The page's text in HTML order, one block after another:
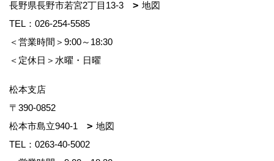
長野県長野市若宮2丁目13-3
地図
TEL： 026-254-5585
＜営業時間＞9:00～18:30
＜定休日＞水曜・日曜
松本支店
〒390-0852
松本市島立940-1
地図
TEL： 0263-40-5002